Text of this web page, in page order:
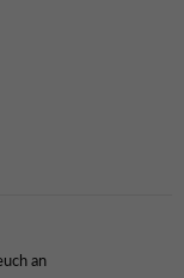
an